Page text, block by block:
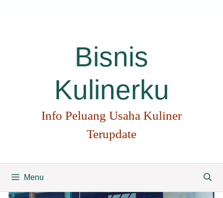
Bisnis
Kulinerku
Info Peluang Usaha Kuliner
Terupdate
Menu